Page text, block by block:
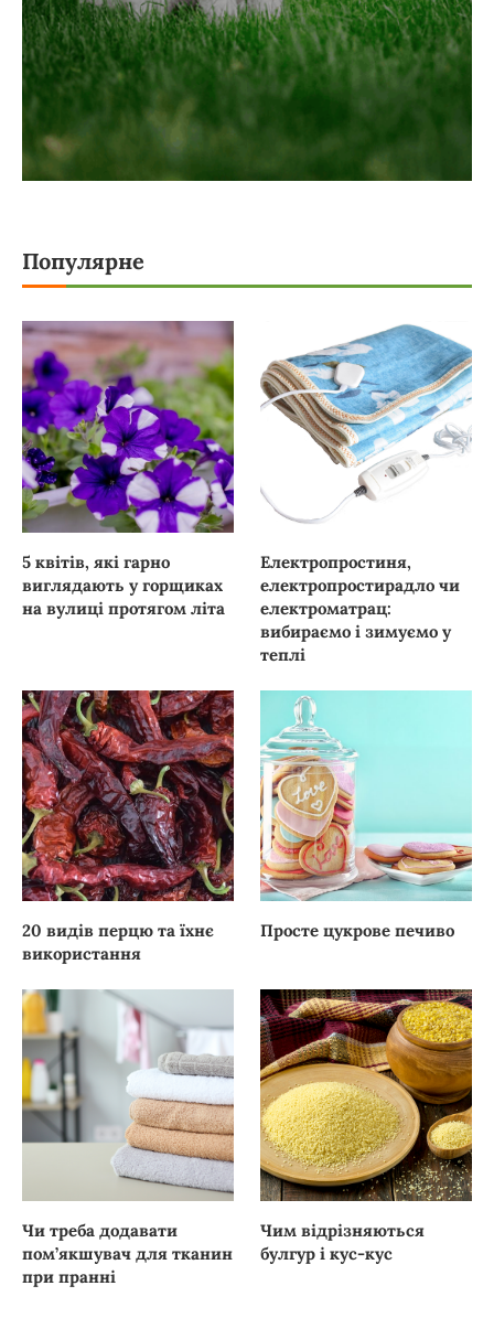
Популярне
5 квітів, які гарно
виглядають у горщиках
на вулиці протягом літа
Електропростиня,
електропростирадло чи
електроматрац:
вибираємо і зимуємо у
теплі
20 видів перцю та їхнє
використання
Просте цукрове печиво
Чи треба додавати
пом’якшувач для тканин
при пранні
Чим відрізняються
булгур і кус-кус